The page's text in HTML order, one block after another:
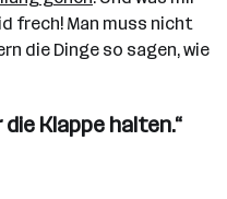
frech! Man muss nicht
die Dinge so sagen, wie
Klappe halten.“